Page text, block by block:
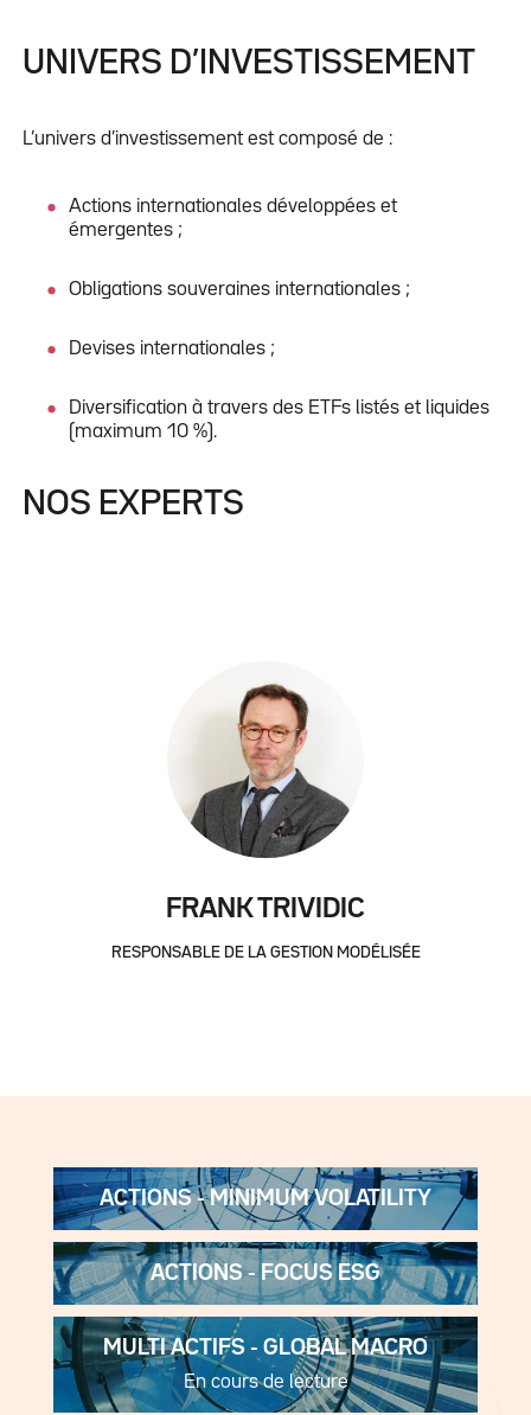
UNIVERS D’INVESTISSEMENT
L’univers d’investissement est composé de :
Actions internationales développées et
émergentes ;
Obligations souveraines internationales ;
Devises internationales ;
Diversification à travers des ETFs listés et liquides
(maximum 10 %).
NOS EXPERTS
FRANK TRIVIDIC
RESPONSABLE DE LA GESTION MODÉLISÉE
ACTIONS - MINIMUM VOLATILITY
ACTIONS - FOCUS ESG
MULTI ACTIFS - GLOBAL MACRO
En cours de lecture